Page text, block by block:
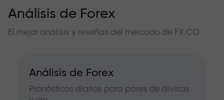
Análisis de Forex
El mejor análisis y reseñas del mercado de FX.CO
Análisis de Forex
Pronósticos diarios para pares de divisas